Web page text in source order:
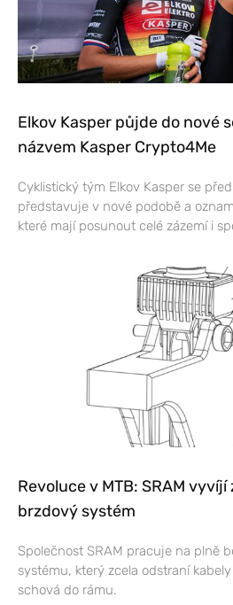
Elkov Kasper půjde do nové
názvem Kasper Crypto4Me
Cyklistický tým Elkov Kasper se
představuje v nové podobě a
které mají posunout celé zázemí i
Revoluce v MTB: SRAM
brzdový systém
Společnost SRAM pracuje na plně
systému, který zcela odstraní
schová do rámu.